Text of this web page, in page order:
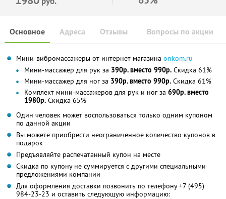
Основное Отзывы Вопросы по акции
Адреса
Мини-вибромассажеры от интернет-магазина onkom.ru
Мини-массажер для рук за 390р. вместо 990р. Скидка 61%
Мини-массажер для ног за 390р. вместо 990р. Скидка 61%
Комплект мини-массажеров для рук и ног за 690р. вместо
1980р. Скидка 65%
Один человек может воспользоваться только одним купоном
по данной акции
Вы можете приобрести неограниченное количество купонов в
подарок
Предъявляйте распечатанный купон на месте
Скидка по купону не суммируется с другими специальными
предложениями компании
Для оформления доставки позвонить по телефону +7 (495)
984-23-23 и оставить следующую информацию: